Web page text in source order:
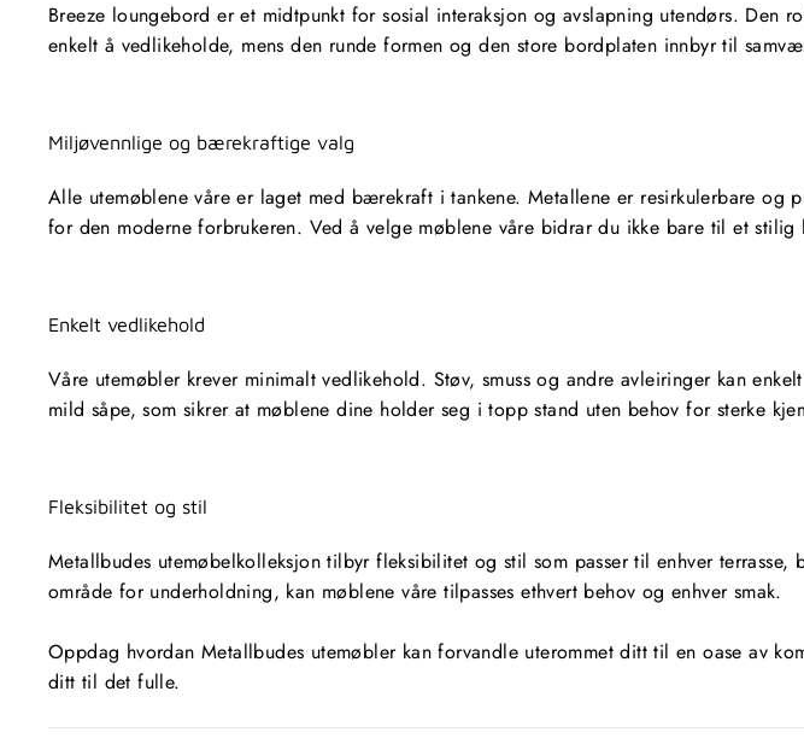
Breeze loungebord er et midtpunkt for sosial interaksjon og avslapning utendørs. Den
enkelt å vedlikeholde, mens den runde formen og den store bordplaten innbyr til
Miljøvennlige og bærekraftige valg
Alle utemøblene våre er laget med bærekraft i tankene. Metallene er resirkulerbare
for den moderne forbrukeren. Ved å velge møblene våre bidrar du ikke bare til et
Enkelt vedlikehold
Våre utemøbler krever minimalt vedlikehold. Støv, smuss og andre avleiringer kan
mild såpe, som sikrer at møblene dine holder seg i topp stand uten behov for sterke
Fleksibilitet og stil
Metallbudes utemøbelkolleksjon tilbyr fleksibilitet og stil som passer til enhver
område for underholdning, kan møblene våre tilpasses ethvert behov og enhver smak.
Oppdag hvordan Metallbudes utemøbler kan forvandle uterommet ditt til en oase av
ditt til det fulle.